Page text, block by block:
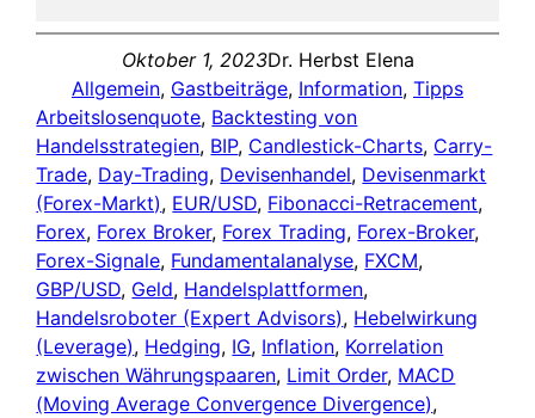
Oktober 1, 2023Dr. Herbst Elena
Allgemein, Gastbeiträge, Information, Tipps
Arbeitslosenquote, Backtesting von
Handelsstrategien, BIP, Candlestick-Charts, Carry-
Trade, Day-Trading, Devisenhandel, Devisenmarkt
(Forex-Markt), EUR/USD, Fibonacci-Retracement
Forex, Forex Broker, Forex Trading, Forex-Broker
Forex-Signale, Fundamentalanalyse, FXCM
GBP/USD, Geld, Handelsplattformen
Handelsroboter (Expert Advisors), Hebelwirkung
(Leverage), Hedging, IG, Inflation, Korrelation
zwischen Währungspaaren, Limit Order, MACD
(Moving Average Convergence Divergence)